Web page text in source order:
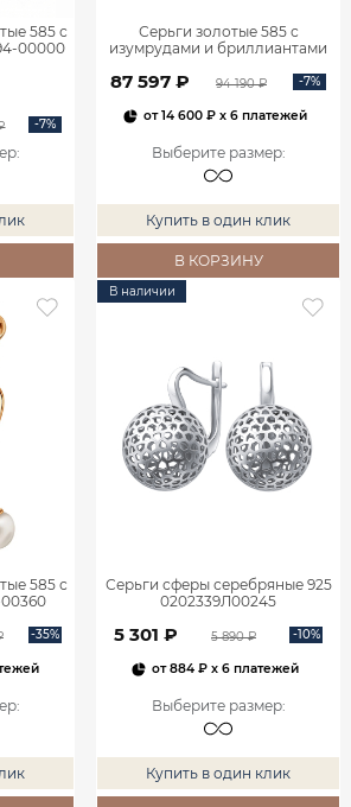
585 с
00000
-7%
:
Серьги золотые 585 с
изумрудами и бриллиантами
87 597 ₽ 94 190 ₽ -7%
от14 600 ₽ x 6 платежей
Выберите размер:
Купить в один клик
В КОРЗИНУ
585 с
-35%
:
В наличии
Серьги сферы серебряные 925
0202339Л00245
5 301 ₽ 5 890 ₽ -10%
от884 ₽ x 6 платежей
Выберите размер:
Купить в один клик